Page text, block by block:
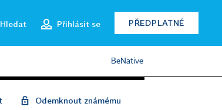
Hledat Přihlásit se PŘEDPLATNÉ
BeNative
Odemknout známému